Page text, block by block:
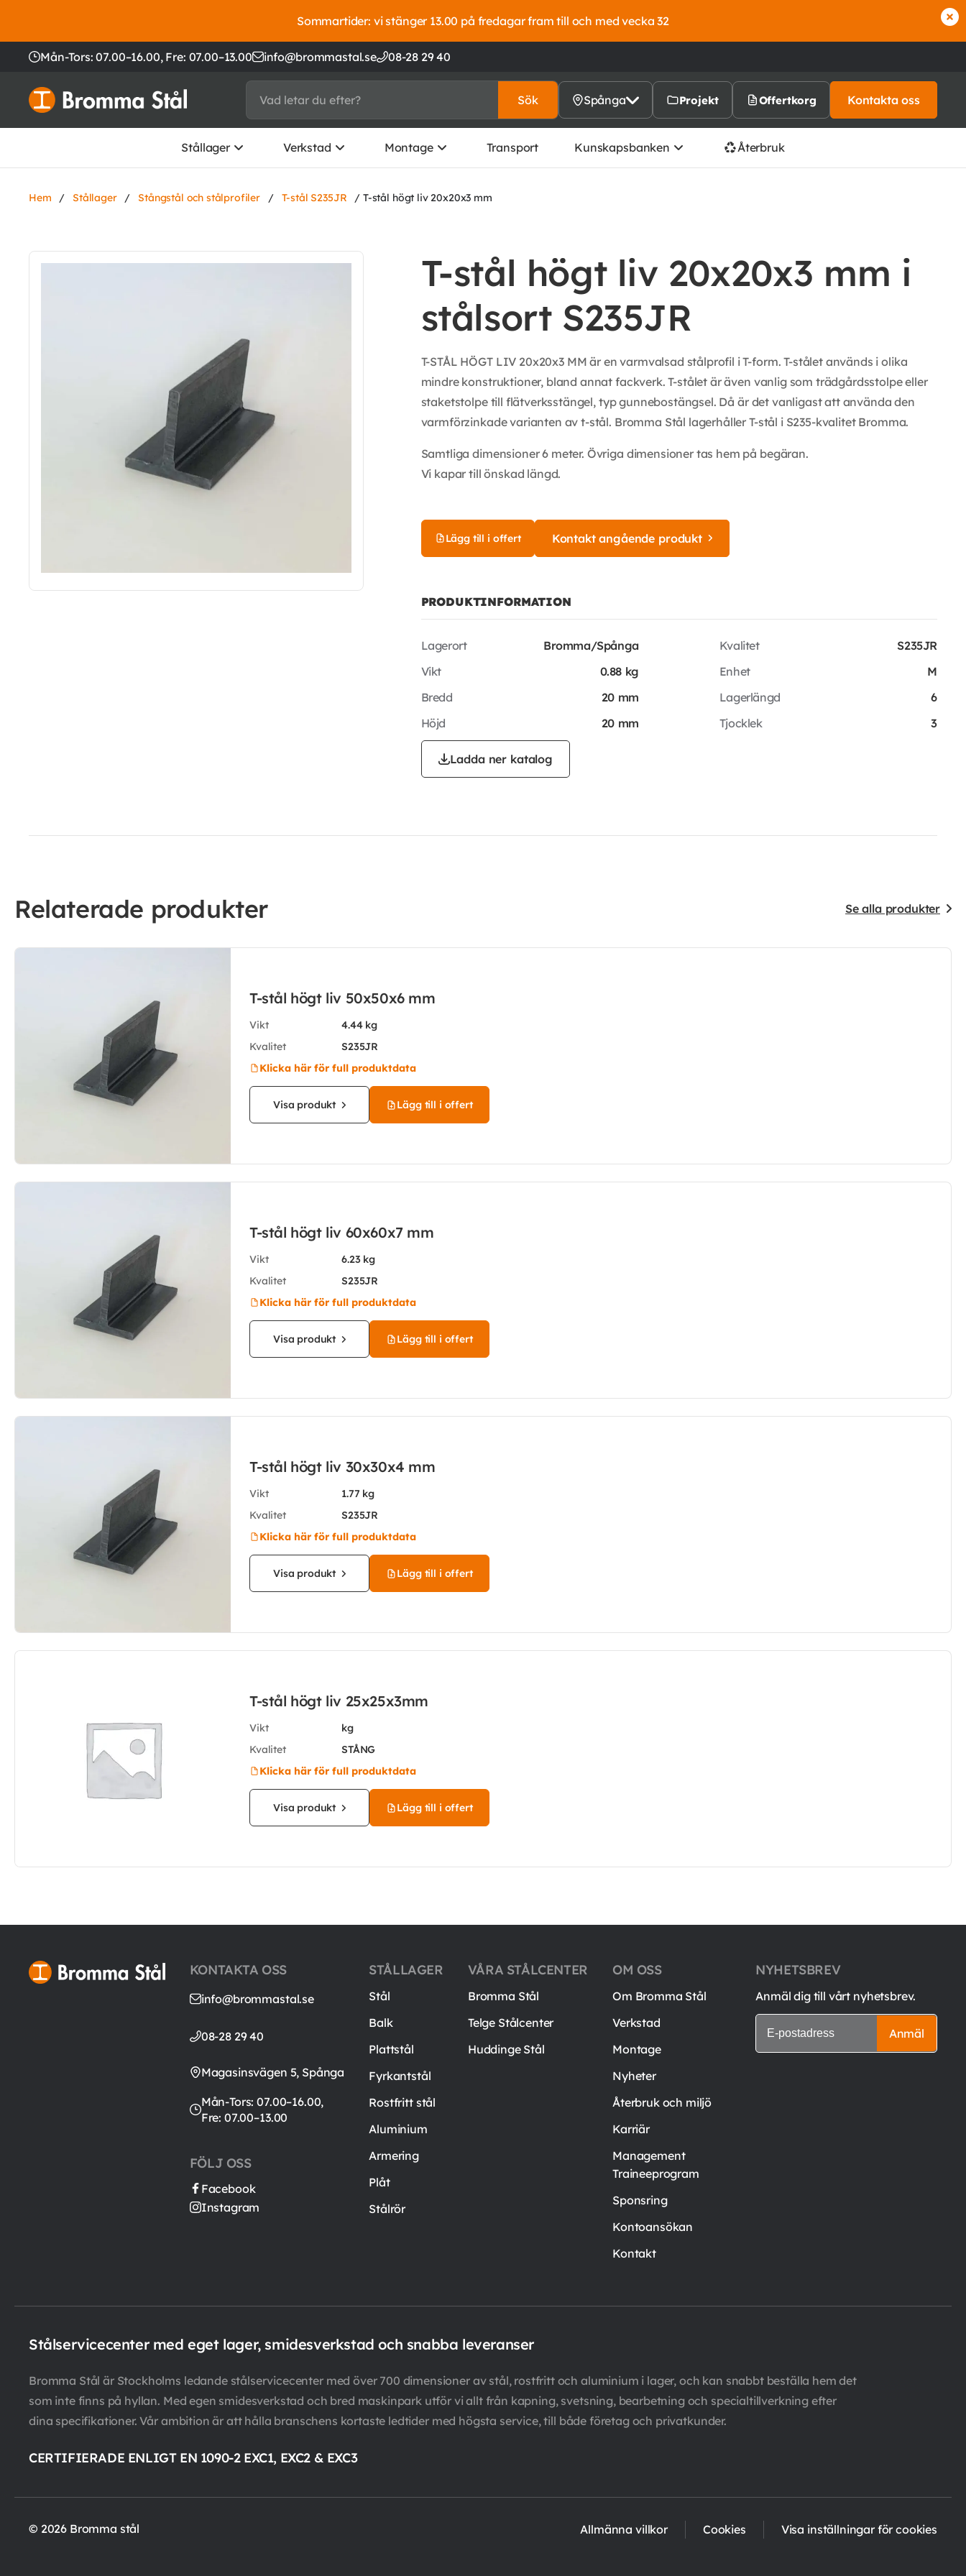
Sommartider: vi stänger 13.00 på fredagar fram till och med vecka 32
Mån-Tors: 07.00–16.00, Fre: 07.00–13.00 info@brommastal.se 08-28 29 40
Sök Spånga Projekt Offertkorg Kontakta oss
Stållager Verkstad Montage Transport Kunskapsbanken Återbruk
Hem / Stållager / Stångstål och stålprofiler / T-stål S235JR / T-stål högt liv 20x20x3 mm
T-stål högt liv 20x20x3 mm i
stålsort S235JR
T-STÅL HÖGT LIV 20x20x3 MM är en varmvalsad stålprofil i T-form. T-stålet används i olika
mindre konstruktioner, bland annat fackverk. T-stålet är även vanlig som trädgårdsstolpe eller
staketstolpe till flätverksstängel, typ gunnebostängsel. Då är det vanligast att använda den
varmförzinkade varianten av t-stål. Bromma Stål lagerhåller T-stål i S235-kvalitet Bromma.
Samtliga dimensioner 6 meter. Övriga dimensioner tas hem på begäran.
Vi kapar till önskad längd.
Lägg till i offert Kontakt angående produkt
PRODUKTINFORMATION
Lagerort
Bromma/Spånga
Vikt
0.88 kg
Bredd
20 mm
Höjd
20 mm
Kvalitet
S235JR
Enhet
M
Lagerlängd
6
Tjocklek
3
Ladda ner katalog
Relaterade produkter Se alla produkter
T-stål högt liv 50x50x6 mm
Vikt
4.44 kg
Kvalitet
S235JR
Klicka här för full produktdata
Visa produkt Lägg till i offert
T-stål högt liv 60x60x7 mm
Vikt
6.23 kg
Kvalitet
S235JR
Klicka här för full produktdata
Visa produkt Lägg till i offert
T-stål högt liv 30x30x4 mm
Vikt
1.77 kg
Kvalitet
S235JR
Klicka här för full produktdata
Visa produkt Lägg till i offert
T-stål högt liv 25x25x3mm
Vikt
kg
Kvalitet
STÅNG
Klicka här för full produktdata
Visa produkt Lägg till i offert
KONTAKTA OSS
info@brommastal.se
08-28 29 40
Magasinsvägen 5, Spånga
Mån-Tors: 07.00–16.00,
Fre: 07.00–13.00
FÖLJ OSS
Facebook
Instagram
STÅLLAGER
Stål
Balk
Plattstål
Fyrkantstål
Rostfritt stål
Aluminium
Armering
Plåt
Stålrör
VÅRA STÅLCENTER
Bromma Stål
Telge Stålcenter
Huddinge Stål
OM OSS
Om Bromma Stål
Verkstad
Montage
Nyheter
Återbruk och miljö
Karriär
Management
Traineeprogram
Sponsring
Kontoansökan
Kontakt
NYHETSBREV
Anmäl dig till vårt nyhetsbrev.
Anmäl
Stålservicecenter med eget lager, smidesverkstad och snabba leveranser
Bromma Stål är Stockholms ledande stålservicecenter med över 700 dimensioner av stål, rostfritt och aluminium i lager, och kan snabbt beställa hem det
som inte finns på hyllan. Med egen smidesverkstad och bred maskinpark utför vi allt från kapning, svetsning, bearbetning och specialtillverkning efter
dina specifikationer. Vår ambition är att hålla branschens kortaste ledtider med högsta service, till både företag och privatkunder.
CERTIFIERADE ENLIGT EN 1090-2 EXC1, EXC2 & EXC3
© 2026 Bromma stål Allmänna villkor Cookies Visa inställningar för cookies